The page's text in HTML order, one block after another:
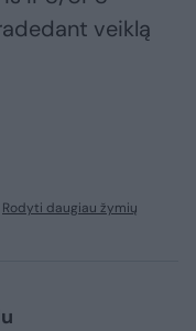
veiklą
Rodyti daugiau žymių